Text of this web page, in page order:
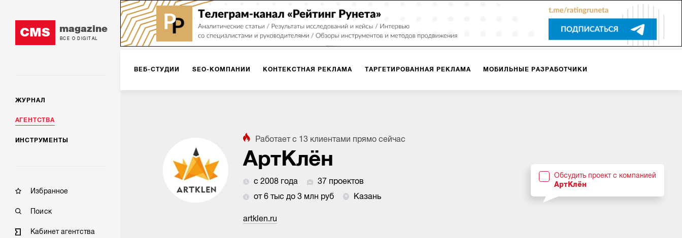
CMS magazine
ВСЕ О DIGITAL
ЖУРНАЛ
АГЕНТСТВА
ИНСТРУМЕНТЫ
Избранное
Поиск
Кабинет агентства
ВЕБ-СТУДИИ SEO-КОМПАНИИ КОНТЕКСТНАЯ РЕКЛАМА ТАРГЕТИРОВАННАЯ РЕКЛАМА МОБИЛЬНЫЕ РАЗРАБОТЧИКИ
РЕКЛАМА НА ИНТЕРНЕТ-ПЛОЩАДКАХ РАБОТА С МАРКЕТПЛЕЙСАМИ
КОНСАЛТИНГ VR/AR
Работает с 13 клиентами прямо сейчас
АртКлён
с 2008 года
37 проектов
от 6 тыс до 3 млн руб
Казань
artklen.ru
Обсудить проект с компанией
АртКлён